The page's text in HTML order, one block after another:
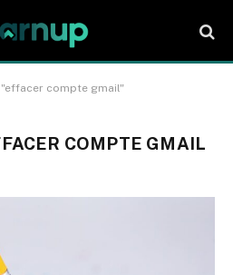
compte gmail"
COMPTE GMAIL